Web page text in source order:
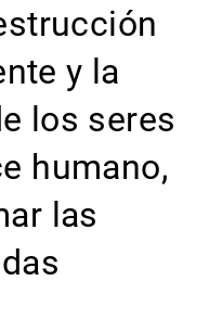
y la
los seres
humano,
las